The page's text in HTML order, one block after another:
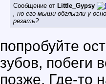
Сообщение от Little_Gypsy
, но его мыши обглызли у
резать?
попробуйте
зубов, побеги
позже. Где-то